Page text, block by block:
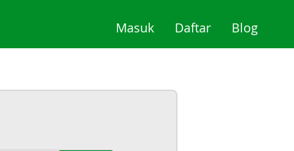
Masuk(current)
Daftar(current)
Blog